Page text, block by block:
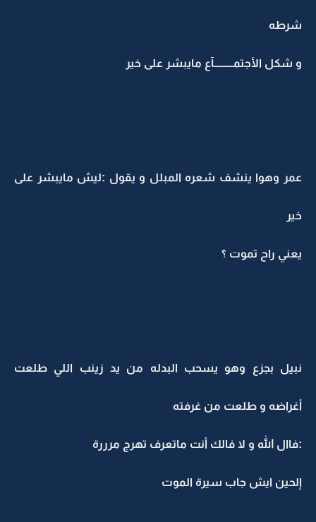
شرطه
و شكل الأجتمـــــــــآع مايبشر على خير
عمر وهوا ينشف شعره المبلل و يقول :ليش مايبشر على
خير
يعني راح تموت ؟
نبيل بجزع وهو يسحب البدله من يد زينب اللي طلعت
أغراضه و طلعت من غرفته
:فاال الله و لا فالك أنت ماتعرف تهرج مرررة
إلحين ايش جاب سيرة الموت